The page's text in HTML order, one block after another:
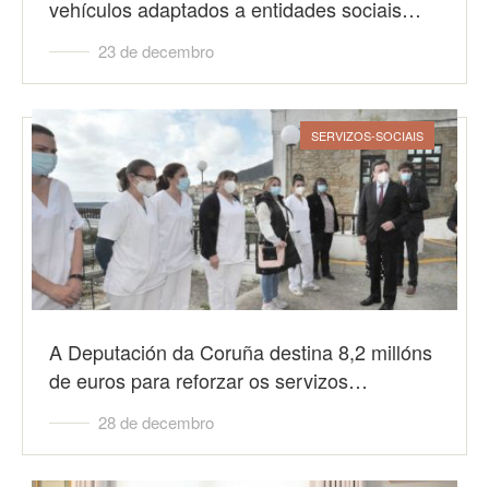
vehículos adaptados a entidades sociais…
23 de decembro
SERVIZOS-SOCIAIS
A Deputación da Coruña destina 8,2 millóns
de euros para reforzar os servizos…
28 de decembro